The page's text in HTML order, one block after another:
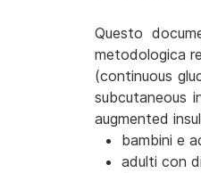
Questo
metodologica
(continuous
subcutaneous
augmented
bambini e
adulti con